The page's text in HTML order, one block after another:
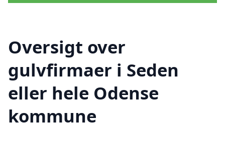
Oversigt over
gulvfirmaer i Seden
eller hele Odense
kommune